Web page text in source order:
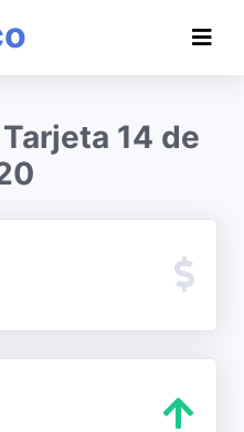
14 de